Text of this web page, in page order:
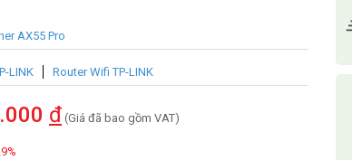
AX55 Pro
LINK Router Wifi TP-LINK
đ (Giá đã bao gồm VAT)